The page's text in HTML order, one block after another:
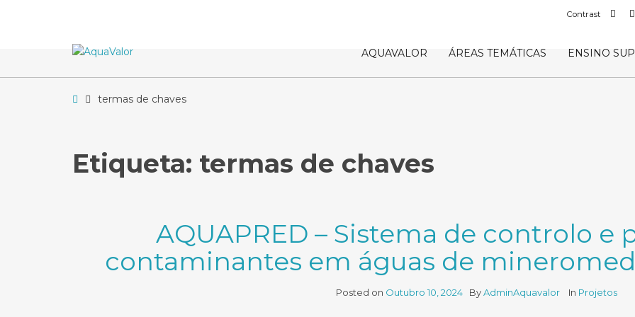
Contrast
AQUAVALOR ÁREAS TEMÁTICAS ENSINO
Hometermas de chaves
Etiqueta: termas de chaves
AQUAPRED – Sistema de controlo e
contaminantes em águas de
Posted on Outubro 10, 2024 ByAdminAquavalor In Projetos